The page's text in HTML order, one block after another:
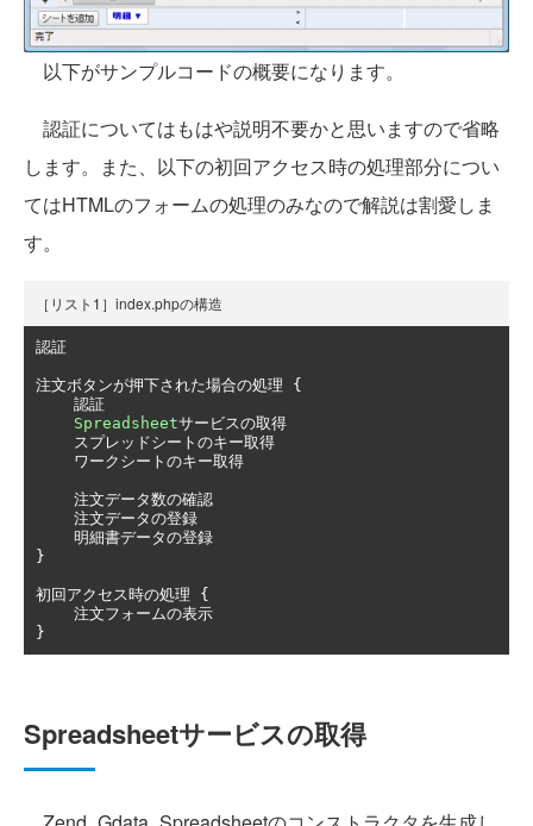
以下がサンプルコードの概要になります。
認証についてはもはや説明不要かと思いますので省略
します。また、以下の初回アクセス時の処理部分につい
てはHTMLのフォームの処理のみなので解説は割愛しま
す。
［リスト1］index.phpの構造
認証
注文ボタンが押下された場合の処理
{
認証
Spreadsheetサービスの取得
スプレッドシートのキー取得
ワークシートのキー取得
注文データ数の確認
注文データの登録
明細書データの登録
}
初回アクセス時の処理
{
注文フォームの表示
}
Spreadsheetサービスの取得